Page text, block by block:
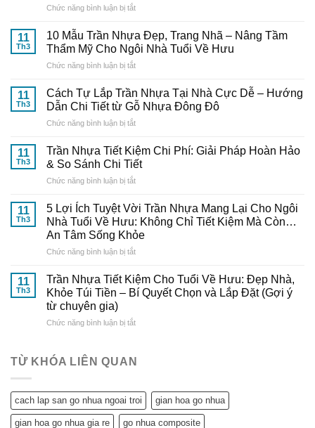
Chức năng bình luận bị tắtở
Mua
Và
Thi
Công
Nhựa
Thông
Bí
Từ
Chuyên
Đến
Gỗ
Nhựa
Đông
11
Th3
10 Mẫu Trần Nhựa Đẹp, Trang Nhã – Nâng Tầm
Thẩm Mỹ Cho Ngôi Nhà Tuổi Về Hưu
Chức năng bình luận bị tắtở
Mẫu
Trần
Nhựa
Đẹp,
Nhã
–
Tầm
Mỹ
Cho
Ngôi
Tuổi
Hưu
11
Th3
Cách Tự Lắp Trần Nhựa Tại Nhà Cực Dễ – Hướng
Dẫn Chi Tiết từ Gỗ Nhựa Đông Đô
Chức năng bình luận bị tắtở
Tự
Lắp
Trần
Nhựa
Nhà
Cực
Dễ
–
Hướng
Chi
Tiết
Nhựa
11
Th3
Trần Nhựa Tiết Kiệm Chi Phí: Giải Pháp Hoàn Hảo
& So Sánh Chi Tiết
Chức năng bình luận bị tắtở
Nhựa
Tiết
Kiệm
Chi
Phí:
Pháp
Hoàn
Hảo
So
Tiết
11
Th3
5 Lợi Ích Tuyệt Vời Trần Nhựa Mang Lại Cho Ngôi
Nhà Tuổi Về Hưu: Không Chỉ Tiết Kiệm Mà Còn…
An Tâm Sống Khỏe
Chức năng bình luận bị tắtở
Lợi
Ích
Tuyệt
Trần
Lại
Nhà
Tuổi
Về
11
Th3
Trần Nhựa Tiết Kiệm Cho Tuổi Về Hưu: Đẹp Nhà,
Khỏe Túi Tiền – Bí Quyết Chọn và Lắp Đặt (Gợi ý
từ chuyên gia)
Chức năng bình luận bị tắtở
Tiết
Tuổi
Về
Hưu:
TỪ KHÓA LIÊN QUAN
cach lap san go nhua ngoai troi gian hoa go nhua
gian hoa go nhua gia re go nhua composite